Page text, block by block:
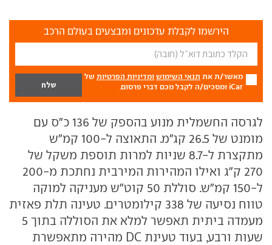
הירשמו לקבלת עדכונים ומבצעים בעולם הרכב
מאשר/ת את תנאי השימוש ומדיניות הפרטיות של
iCar ומסכים/ה לקבל מכם דברי פרסום.
לגרסה החשמלית מנוע בהספק של 136 כ"ס עם
מומנט של 26.5 קג"מ. התאוצה ל-100 קמ"ש
מתקצרת ל-8.7 שניות למרות תוספת משקל של
270 ק"ג ואילו המהירות המירבית נחתכת מ-200
ל-150 קמ"ש. סוללת 50 קוט"ש מעניקה למוקה
טווח נסיעה של 338 קילומטרים. טעינה תלת פאזית
מעמדה ביתית תאפשר למלא את הסוללה בתוך 5
שעות ורבע, בעוד טעינת DC מהירה מתאפשרת